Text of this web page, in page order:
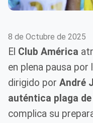
8 de Octubre de 2025
El Club América
en plena pausa por
dirigido por André
auténtica plaga
complica su